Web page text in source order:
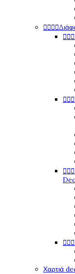





Χαρτιά